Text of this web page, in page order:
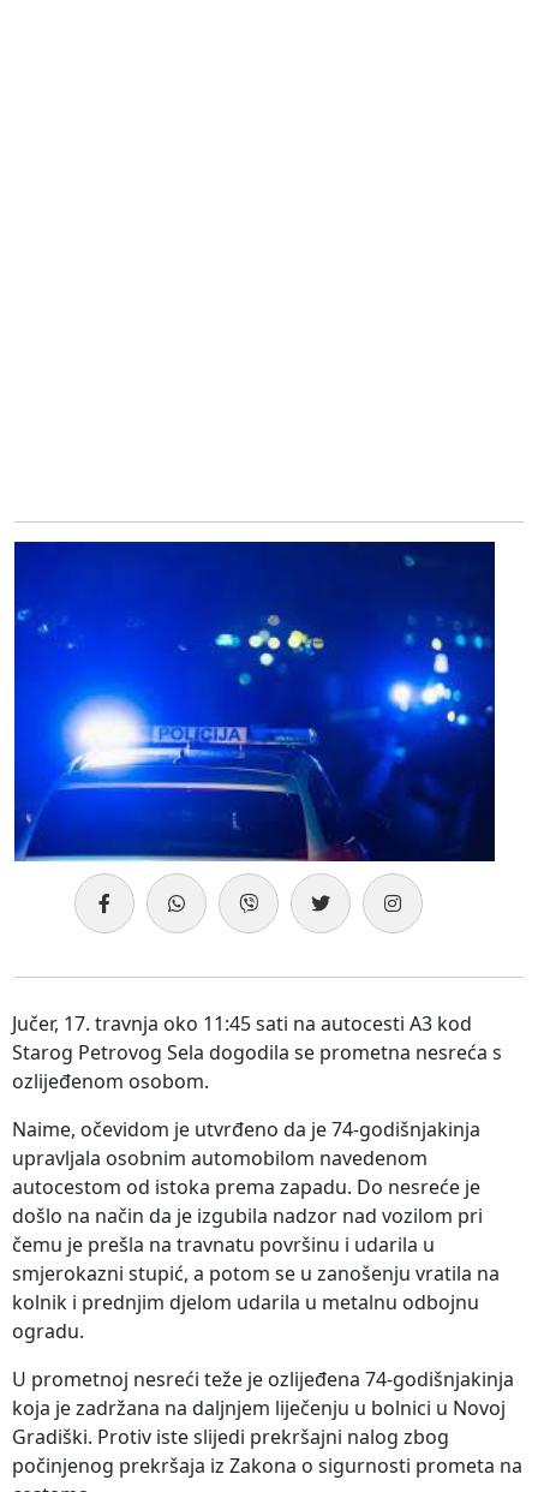
Jučer, 17. travnja oko 11:45 sati na autocesti A3 kod
Starog Petrovog Sela dogodila se prometna nesreća s
ozlijeđenom osobom.
Naime, očevidom je utvrđeno da je 74-godišnjakinja
upravljala osobnim automobilom navedenom
autocestom od istoka prema zapadu. Do nesreće je
došlo na način da je izgubila nadzor nad vozilom pri
čemu je prešla na travnatu površinu i udarila u
smjerokazni stupić, a potom se u zanošenju vratila na
kolnik i prednjim djelom udarila u metalnu odbojnu
ogradu.
U prometnoj nesreći teže je ozlijeđena 74-godišnjakinja
koja je zadržana na daljnjem liječenju u bolnici u Novoj
Gradiški. Protiv iste slijedi prekršajni nalog zbog
počinjenog prekršaja iz Zakona o sigurnosti prometa na